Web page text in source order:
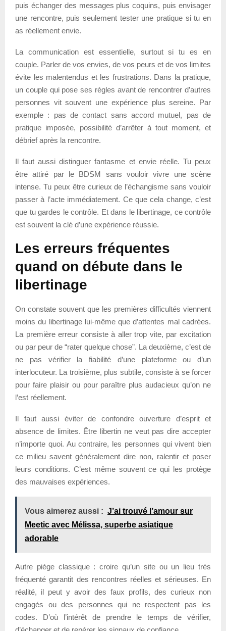
puis échanger des messages plus coquins, puis envisager
une rencontre, puis seulement tester une pratique si tu en
as réellement envie.
La communication est essentielle, surtout si tu es en
couple. Parler de vos envies, de vos peurs et de vos limites
évite les malentendus et les frustrations. Dans la pratique,
un couple qui pose ses règles avant de rencontrer d’autres
personnes vit souvent une expérience plus sereine. Par
exemple : pas de contact sans accord mutuel, pas de
pratique imposée, possibilité d’arrêter à tout moment, et
débrief après la rencontre.
Il faut aussi distinguer fantasme et envie réelle. Tu peux
être attiré par le BDSM sans vouloir vivre une scène
intense. Tu peux être curieux de l’échangisme sans vouloir
passer à l’acte immédiatement. Ce que cela change, c’est
que tu gardes le contrôle. Et dans le libertinage, ce contrôle
est souvent la clé d’une expérience réussie.
Les erreurs fréquentes
quand on débute dans le
libertinage
On constate souvent que les premières difficultés viennent
moins du libertinage lui-même que d’attentes mal cadrées.
La première erreur consiste à aller trop vite, par excitation
ou par peur de “rater quelque chose”. La deuxième, c’est de
ne pas vérifier la fiabilité d’une plateforme ou d’un
interlocuteur. La troisième, plus subtile, consiste à se forcer
pour faire plaisir ou pour paraître plus audacieux qu’on ne
l’est réellement.
Il faut aussi éviter de confondre ouverture d’esprit et
absence de limites. Être libertin ne veut pas dire accepter
n’importe quoi. Au contraire, les personnes qui vivent bien
ce milieu savent généralement dire non, ralentir et poser
leurs conditions. C’est même souvent ce qui les protège
des mauvaises expériences.
Vous aimerez aussi : J’ai trouvé l’amour sur
Meetic avec Mélissa, superbe asiatique
adorable
Autre piège classique : croire qu’un site ou un lieu très
fréquenté garantit des rencontres réelles et sérieuses. En
réalité, il peut y avoir des faux profils, des curieux non
engagés ou des personnes qui ne respectent pas les
codes. D’où l’intérêt de prendre le temps de vérifier,